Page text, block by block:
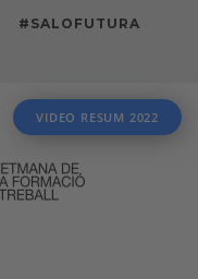
#SALOFUTURA
VIDEO RESUM 2022